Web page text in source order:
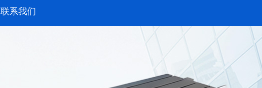
联系我们